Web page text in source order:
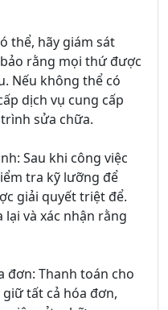
thể, hãy giám sát
rằng mọi thứ được
Nếu không thể có
dịch vụ cung cấp
sửa chữa.
Sau khi công việc
tra kỹ lưỡng để
giải quyết triệt để.
và xác nhận rằng
đơn: Thanh toán cho
tất cả hóa đơn,